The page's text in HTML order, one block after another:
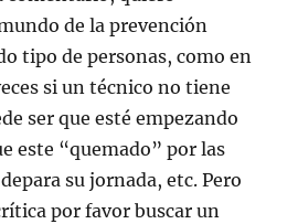
de la prevención
tipo de personas, como en
si un técnico no tiene
ser que esté empezando
este “quemado” por las
su jornada, etc. Pero
por favor buscar un